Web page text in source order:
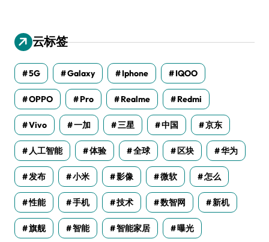
云标签
5G Galaxy Iphone IQOO
OPPO Pro Realme Redmi
Vivo 一加 三星 中国 京东
人工智能 体验 全球 区块 华为
发布 小米 影像 微软 怎么
性能 手机 技术 数智网 新机
旗舰 智能 智能家居 曝光